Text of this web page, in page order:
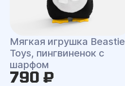
Мягкая игрушка Beastie
Toys, пингвиненок с
шарфом
790 ₽